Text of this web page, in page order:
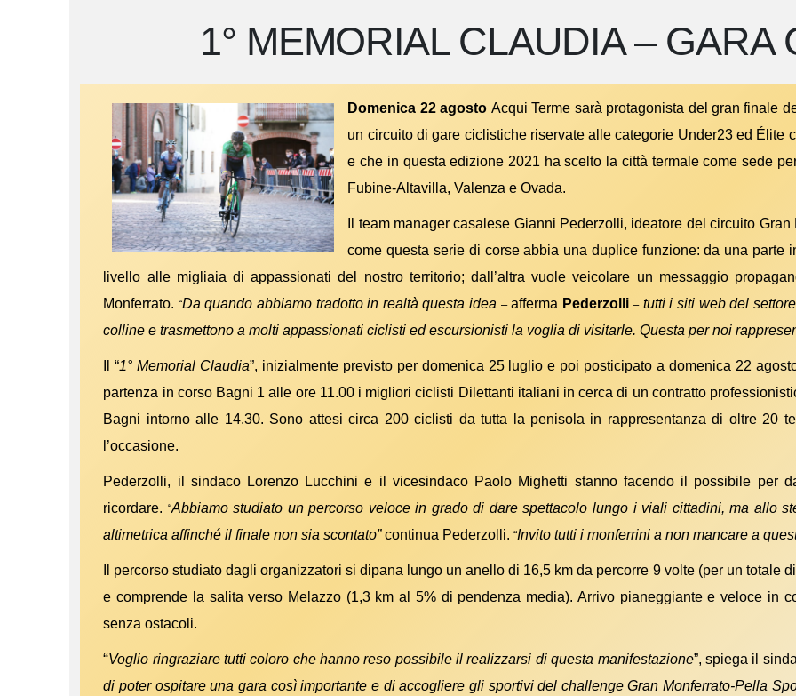
1° MEMORIAL CLAUDIA – GARA
Domenica 22 agosto Acqui Terme sarà protagonista del gran finale
un circuito di gare ciclistiche riservate alle categorie Under23 ed Élite
e che in questa edizione 2021 ha scelto la città termale come sede
Fubine-Altavilla, Valenza e Ovada.
Il team manager casalese Gianni Pederzolli, ideatore del circuito
come questa serie di corse abbia una duplice funzione: da una parte
livello alle migliaia di appassionati del nostro territorio; dall’altra vuole veicolare un messaggio
Monferrato. “Da quando abbiamo tradotto in realtà questa idea –afferma Pederzolli – tutti i siti web del
colline e trasmettono a molti appassionati ciclisti ed escursionisti la voglia di visitarle. Questa per noi
Il “1° Memorial Claudia”, inizialmente previsto per domenica 25 luglio e poi posticipato a domenica 22
partenza in corso Bagni 1 alle ore 11.00 i migliori ciclisti Dilettanti italiani in cerca di un contratto
Bagni intorno alle 14.30. Sono attesi circa 200 ciclisti da tutta la penisola in rappresentanza di oltre 20
l’occasione.
Pederzolli, il sindaco Lorenzo Lucchini e il vicesindaco Paolo Mighetti stanno facendo il possibile per
ricordare. “Abbiamo studiato un percorso veloce in grado di dare spettacolo lungo i viali cittadini, ma allo
altimetrica affinché il finale non sia scontato”continua Pederzolli.“Invito tutti i monferrini a non mancare a
Il percorso studiato dagli organizzatori si dipana lungo un anello di 16,5 km da percorre 9 volte (per un totale
e comprende la salita verso Melazzo (1,3 km al 5% di pendenza media). Arrivo pianeggiante e veloce in
senza ostacoli.
“Voglio ringraziare tutti coloro che hanno reso possibile il realizzarsi di questa manifestazione”, spiega il
di poter ospitare una gara così importante e di accogliere gli sportivi del challenge Gran Monferrato-Pella